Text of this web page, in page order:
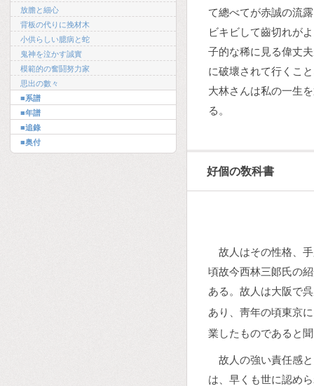
放膽と細心
背板の代りに挽材木
小供らしい臆病と蛇
鬼神を泣かす誠實
模範的の奮鬪努力家
思出の數々
■系譜
■年譜
■追錄
■奥付
て總べてが赤誠の流
ビキビして齒切れが
子的な稀に見る偉丈
に破壞されて行くこ
大林さんは私の一生
る。
好個の敎科書
故人はその性格、
頃故今西林三郞氏の
ある。故人は大阪で
あり、靑年の頃東京
業したものであると
故人の強い責任感
は、早くも世に認め